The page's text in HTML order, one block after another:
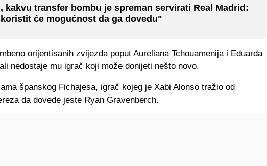
kakvu transfer bombu je spreman servirati Real Madrid:
će mogućnost da ga dovedu"
orijentisanih zvijezda poput Aureliana Tchouamenija i Eduarda
nedostaje mu igrač koji može donijeti nešto novo.
španskog Fichajesa, igrač kojeg je Xabi Alonso tražio od
da dovede jeste Ryan Gravenberch.